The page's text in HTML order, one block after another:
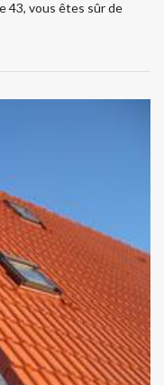
43, vous êtes sûr de